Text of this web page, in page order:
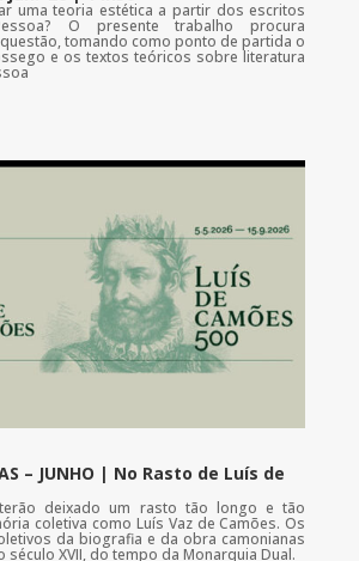
uma teoria estética a partir dos escritos
O presente trabalho procura
tomando como ponto de partida o
e os textos teóricos sobre literatura
– JUNHO | No Rasto de Luís de
deixado um rasto tão longo e tão
coletiva como Luís Vaz de Camões. Os
da biografia e da obra camonianas
XVII, do tempo da Monarquia Dual.